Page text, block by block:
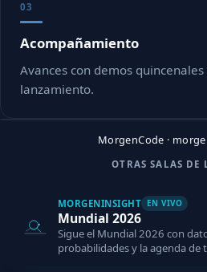
03
Acompañamiento
Avances con demos
lanzamiento.
CAPTURA PRÓXIMAMENTE
MorgenCode ·
OTRAS SALAS DE
MORGENINSIGHT EN VIVO
Mundial 2026
Sigue el Mundial 2026 con
probabilidades y la agenda de